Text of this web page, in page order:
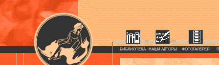
БИБЛИОТЕКА НАШИ АВТОРЫ ФОТОГАЛЕРЕЯ